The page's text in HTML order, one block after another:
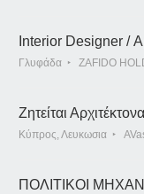
Interior Designer /
Γλυφάδα ZAFIDO
Ζητείται
Κύπρος, Λευκωσια
ΠΟΛΙΤΙΚΟΙ